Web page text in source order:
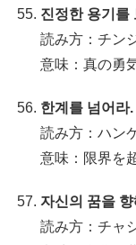
진정한 용기를
読み方：チン
意味：真の勇
한계를 넘어라.
読み方：ハン
意味：限界を
자신의 꿈을
読み方：チャ